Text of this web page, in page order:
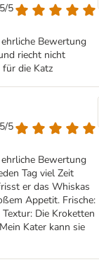
5
Bewertung
riecht nicht
für die Katz
5
Bewertung
Tag viel Zeit
er das Whiskas
Appetit. Frische:
Die Kroketten
Kater kann sie